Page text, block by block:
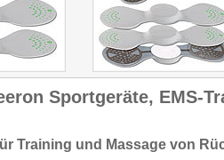
Sportgeräte, EMS-
Training und Massage von